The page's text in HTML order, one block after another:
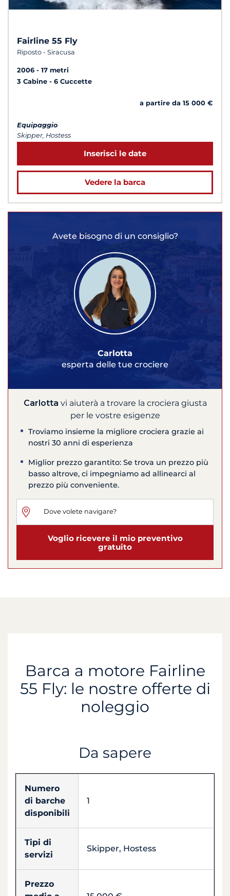
Fairline 55 Fly
Riposto - Siracusa
2006
17 metri
3 Cabine
6 Cuccette
a partire da 15 000 €
Equipaggio
Skipper, Hostess
Inserisci le date
Vedere la barca
Avete bisogno di un consiglio?
Carlotta
esperta delle tue crociere
Carlotta vi aiuterà a trovare la crociera giusta
per le vostre esigenze
Troviamo insieme la migliore crociera grazie ai
nostri 30 anni di esperienza
Miglior prezzo garantito: Se trova un prezzo più
basso altrove, ci impegniamo ad allinearci al
prezzo più conveniente.
Voglio ricevere il mio preventivo
gratuito
Barca a motore Fairline
55 Fly: le nostre offerte di
noleggio
Da sapere
Numero
di barche
disponibili
1
Tipi di
servizi
Skipper, Hostess
Prezzo